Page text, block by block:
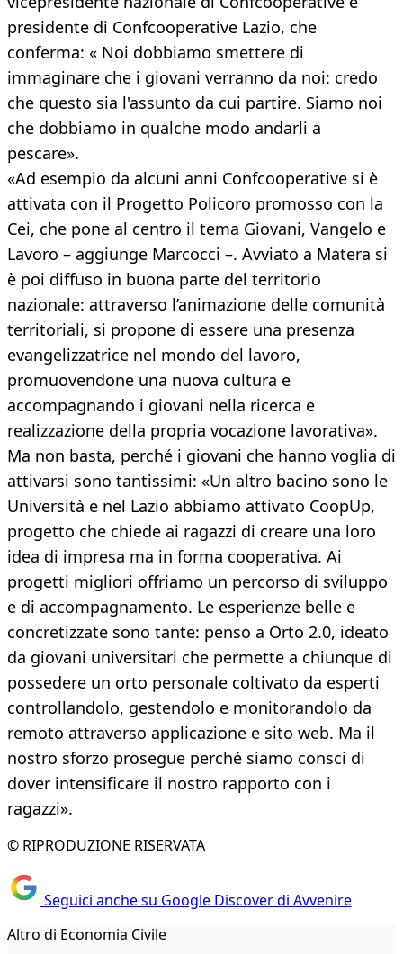
presidente di Confcooperative Lazio, che
conferma: « Noi dobbiamo smettere di
immaginare che i giovani verranno da noi: credo
che questo sia l'assunto da cui partire. Siamo noi
che dobbiamo in qualche modo andarli a
pescare».
«Ad esempio da alcuni anni Confcooperative si è
attivata con il Progetto Policoro promosso con la
Cei, che pone al centro il tema Giovani, Vangelo e
Lavoro – aggiunge Marcocci –. Avviato a Matera si
è poi diffuso in buona parte del territorio
nazionale: attraverso l’animazione delle comunità
territoriali, si propone di essere una presenza
evangelizzatrice nel mondo del lavoro,
promuovendone una nuova cultura e
accompagnando i giovani nella ricerca e
realizzazione della propria vocazione lavorativa».
Ma non basta, perché i giovani che hanno voglia di
attivarsi sono tantissimi: «Un altro bacino sono le
Università e nel Lazio abbiamo attivato CoopUp,
progetto che chiede ai ragazzi di creare una loro
idea di impresa ma in forma cooperativa. Ai
progetti migliori offriamo un percorso di sviluppo
e di accompagnamento. Le esperienze belle e
concretizzate sono tante: penso a Orto 2.0, ideato
da giovani universitari che permette a chiunque di
possedere un orto personale coltivato da esperti
controllandolo, gestendolo e monitorandolo da
remoto attraverso applicazione e sito web. Ma il
nostro sforzo prosegue perché siamo consci di
dover intensificare il nostro rapporto con i
ragazzi».
© RIPRODUZIONE RISERVATA
Seguici anche su Google Discover di Avvenire
Altro di Economia Civile